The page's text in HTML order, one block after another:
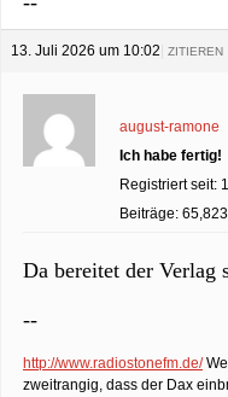
13. Juli 2026 um 10:02 ZITIEREN
august-ramone
Ich habe fertig!
Registriert seit:
Beiträge: 65,823
Da bereitet der Verlag
--
http://www.radiostonefm.de/
zweitrangig, dass der Dax